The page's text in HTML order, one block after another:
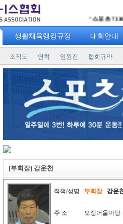
스포츠 7330"
생활체육랭킹규정 대회안내
조직도 연혁 임원진 협회규약
[부회장] 강운천
직책/성명 부회장 강운
주 소 오정어울마당